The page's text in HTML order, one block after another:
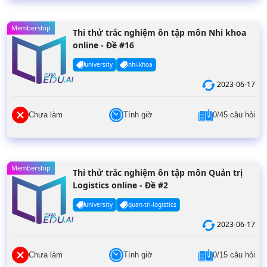
Membership
Thi thử trắc nghiệm ôn tập môn Nhi khoa
online - Đề #16
university nhi-khoa
2023-06-17
Chưa làm Tính giờ 0/45 câu hỏi
Membership
Thi thử trắc nghiệm ôn tập môn Quản trị
Logistics online - Đề #2
university quan-tri-logistics
2023-06-17
Chưa làm Tính giờ 0/15 câu hỏi